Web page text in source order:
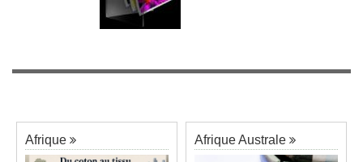
Afrique Afrique Australe